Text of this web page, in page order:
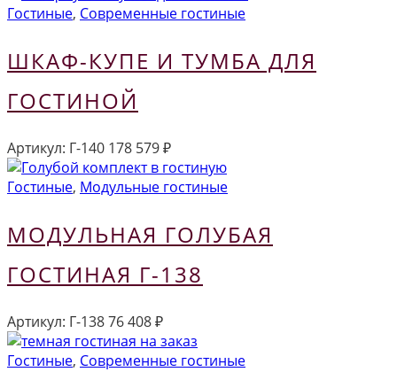
Гостиные, Современные гостиные
ШКАФ-КУПЕ И ТУМБА ДЛЯ
ГОСТИНОЙ
Артикул: Г-140 178 579₽
Гостиные, Модульные гостиные
МОДУЛЬНАЯ ГОЛУБАЯ
ГОСТИНАЯ Г-138
Артикул: Г-13876 408₽
Гостиные, Современные гостиные